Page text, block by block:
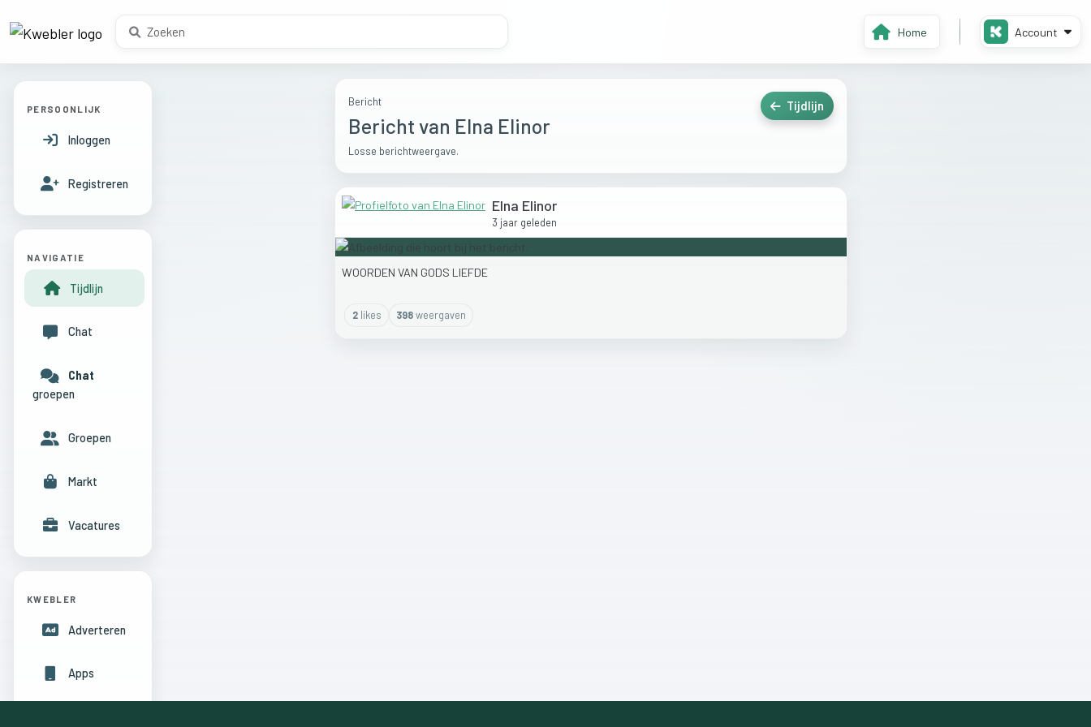
Home Account
Bericht
Bericht van Elna Elinor
Losse berichtweergave.
Tijdlijn
Elna Elinor
3 jaar geleden
WOORDEN VAN GODS LIEFDE
2likes 398weergaven
PERSOONLIJK
Inloggen
Registreren
NAVIGATIE
Tijdlijn
Chat
Chat
groepen
Groepen
Markt
Vacatures
KWEBLER
Adverteren
Apps